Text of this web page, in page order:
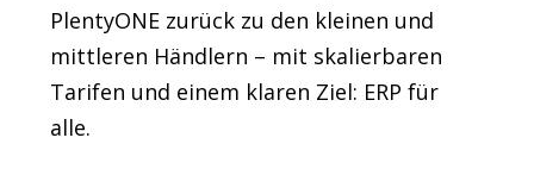
PlentyONE zurück zu den kleinen und
mittleren Händlern – mit skalierbaren
Tarifen und einem klaren Ziel: ERP für
alle.